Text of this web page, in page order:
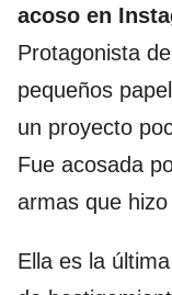
acoso en
Protagonista
pequeños
un proyecto
Fue acosada
armas que
Ella es la